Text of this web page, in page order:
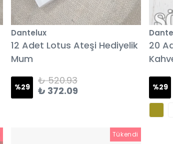
Dantelux
12 Adet Lotus Ateşi Hediyelik
Mum
%29
₺ 520.93
₺ 372.09
20
%29
Tükendi